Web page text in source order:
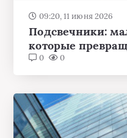
09:20, 11 июня 2026
Подсвечники:
которые
0 0